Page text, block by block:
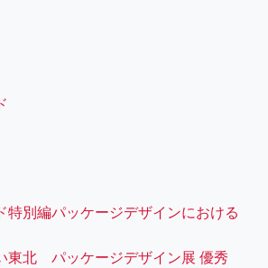
特別編パッケージデザインにおける
東北 パッケージデザイン展 優秀